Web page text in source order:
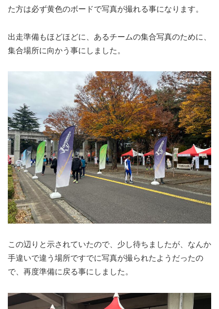
た方は必ず黄色のボードで写真が撮れる事になります。
出走準備もほどほどに、あるチームの集合写真のために、
集合場所に向かう事にしました。
この辺りと示されていたので、少し待ちましたが、なんか
手違いで違う場所ですでに写真が撮られたようだったの
で、再度準備に戻る事にしました。